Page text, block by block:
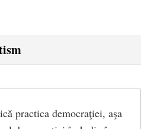
practica democraţiei, aşa